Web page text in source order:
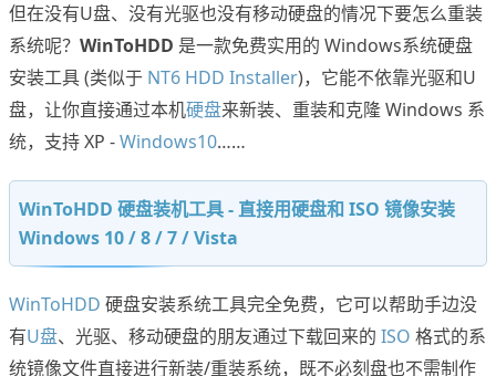
但在没有U盘、没有光驱也没有移动硬盘的情况下要怎么重装
系统呢？ WinToHDD 是一款免费实用的 Windows系统硬盘
安装工具 (类似于 NT6 HDD Installer)，它能不依靠光驱和U
盘，让你直接通过本机硬盘来新装、重装和克隆 Windows 系
统，支持 XP -Windows10……
WinToHDD 硬盘装机工具 - 直接用硬盘和 ISO 镜像安装
Windows 10 / 8 / 7 / Vista
WinToHDD 硬盘安装系统工具完全免费，它可以帮助手边没
有U盘、光驱、移动硬盘的朋友通过下载回来的 ISO 格式的系
统镜像文件直接进行新装/重装系统，既不必刻盘也不需制作